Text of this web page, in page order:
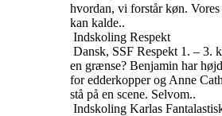
hvordan, vi forstår køn.
kan kalde..
Indskoling Respekt
Dansk, SSF Respekt 1. – 3.
en grænse? Benjamin har
for edderkopper og Anne
stå på en scene. Selvom..
Indskoling Karlas